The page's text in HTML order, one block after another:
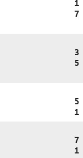
1
7
3
5
5
1
7
1